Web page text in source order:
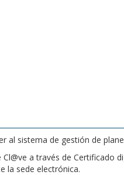
al sistema de gestión de
a través de Certificado
la sede electrónica.